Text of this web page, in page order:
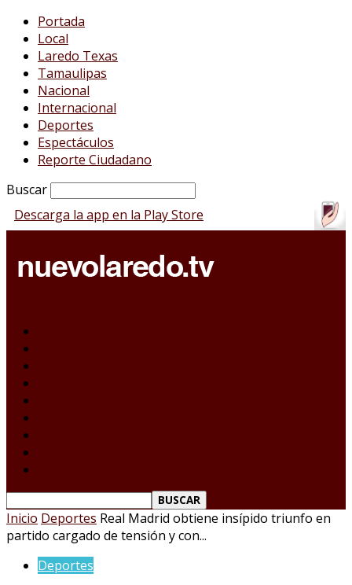
Portada
Local
Laredo Texas
Tamaulipas
Nacional
Internacional
Deportes
Espectáculos
Reporte Ciudadano
Buscar
Descarga la app en la Play Store
Inicio Deportes Real Madrid obtiene insípido triunfo en
partido cargado de tensión y con...
Deportes